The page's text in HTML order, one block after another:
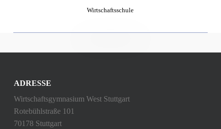
Wirtschaftsschule
ADRESSE
Wirtschaftsgymnasium West Stuttgart
Rotebühlstraße 101
70178 Stuttgart